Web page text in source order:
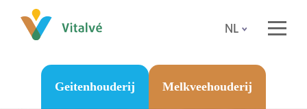
NL
Geitenhouderij Melkveehouderij